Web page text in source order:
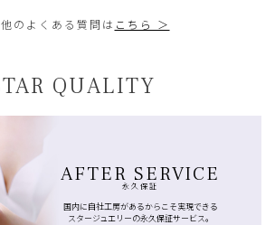
のよくある質問は こちら ＞
QUALITY
AFTER SERVICE
永久保証
国内に自社工房があるからこそ実現できる
スタージュエリーの永久保証サービス。